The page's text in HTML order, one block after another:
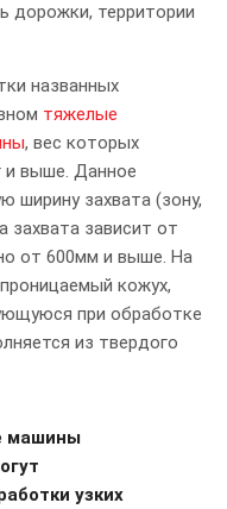
дорожки, территории
названных
тяжелые
, вес которых
и выше. Данное
ширину захвата (зону,
захвата зависит от
от 600мм и выше. На
кожух,
при обработке
из твердого
машины
узких